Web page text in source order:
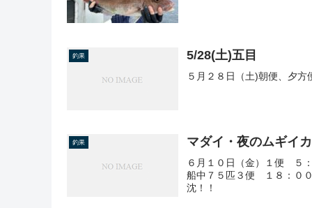
釣果 5/28(土)五目
５月２８日（土)朝便、夕
釣果 マダイ・夜のムギイカ
６月１０日（金）１便 ５
船中７５匹３便 １８：０
沈！！